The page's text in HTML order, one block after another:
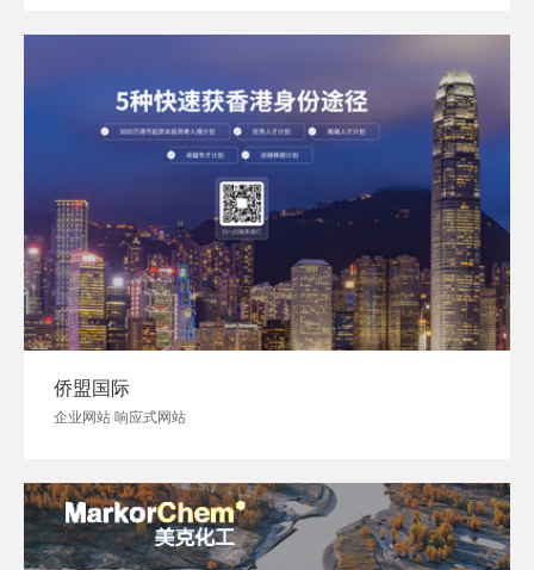
侨盟国际
企业网站 响应式网站